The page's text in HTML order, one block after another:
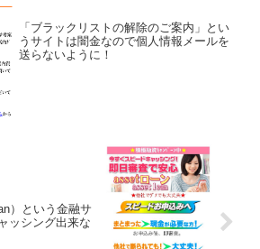
「ブラックリストの解除のご案内」とい
うサイトは闇金なので個人情報メールを
送らないように！
）という金融サ
ッシング出来な